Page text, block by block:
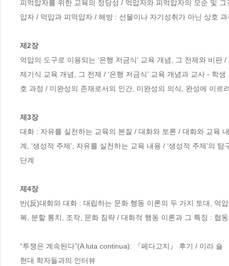
피억압자를 위한 교육의 정당성 / 억압자와 피억압자의 모순 및
압자 / 억압과 피억압자 / 해방 : 선물이나 자기성취가 아닌 상호 과
제2장
억압의 도구로 이용되는 ‘은행 저금식’ 교육 개념, 그 전제와 비판
제기식 교육 개념, 그 전제 / ‘은행 저금식’ 교육 개념과 교사 - 학
호 과정 / 미완성의 존재로서의 인간, 미완성의 의식, 완성에 이르
제3장
대화 : 자유를 실천하는 교육의 본질 / 대화와 토론 / 대화와 교육
계, ‘생성적 주제’, 자유를 실천하는 교육 내용 / ‘생성적 주제’의
단계
제4장
반(反)대화와 대화 : 대립하는 문화 행동 이론의 두 가지 토대, 억
복, 분할 통치, 조작, 문화 침략 / 대화적 행동 이론과 그 특징 : 협
“투쟁은 계속된다”(A luta continua): 『페다고지』 후기 / 이라 숄
현대 학자들과의 인터뷰